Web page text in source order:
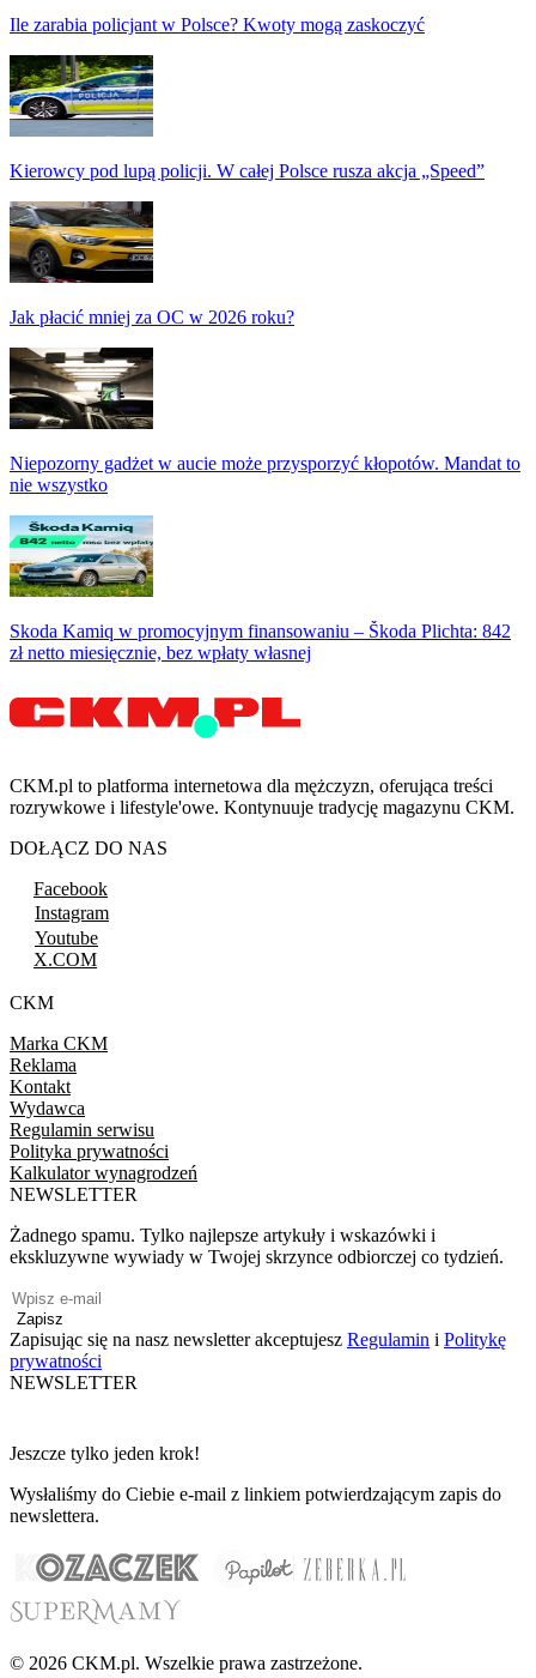
Ile zarabia policjant w Polsce? Kwoty mogą zaskoczyć
Kierowcy pod lupą policji. W całej Polsce rusza akcja „Speed”
Jak płacić mniej za OC w 2026 roku?
Niepozorny gadżet w aucie może przysporzyć kłopotów. Mandat to
nie wszystko
Skoda Kamiq w promocyjnym finansowaniu – Škoda Plichta: 842
zł netto miesięcznie, bez wpłaty własnej
CKM.pl to platforma internetowa dla mężczyzn, oferująca treści
rozrywkowe i lifestyle'owe. Kontynuuje tradycję magazynu CKM.
DOŁĄCZ DO NAS
Facebook
Instagram
Youtube
X.COM
CKM
Marka CKM
Reklama
Kontakt
Wydawca
Regulamin serwisu
Polityka prywatności
Kalkulator wynagrodzeń
NEWSLETTER
Żadnego spamu. Tylko najlepsze artykuły i wskazówki i
ekskluzywne wywiady w Twojej skrzynce odbiorczej co tydzień.
Zapisz
Zapisując się na nasz newsletter akceptujesz Regulamin i Politykę
prywatności
NEWSLETTER
Jeszcze tylko jeden krok!
Wysłaliśmy do Ciebie e-mail z linkiem potwierdzającym zapis do
newslettera.
© 2026 CKM.pl. Wszelkie prawa zastrzeżone.